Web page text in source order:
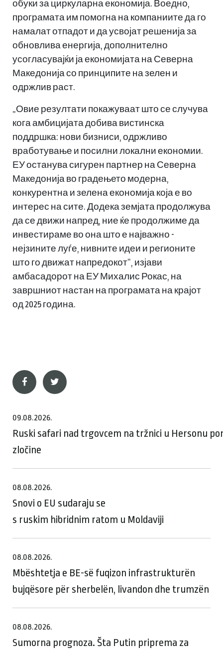
обуки за циркуларна економија. Воедно,
програмата им помогна на компаниите да го
намалат отпадот и да усвојат решенија за
обновлива енергија, дополнително
усогласувајќи ја економијата на Северна
Македонија со принципите на зелен и
одржлив раст.
„Овие резултати покажуваат што се случува
кога амбицијата добива вистинска
поддршка: нови бизниси, одржливо
вработување и посилни локални економии.
ЕУ останува сигурен партнер на Северна
Македонија во градењето модерна,
конкурентна и зелена економија која е во
интерес на сите. Додека земјата продолжува
да се движи напред, ние ќе продолжиме да
инвестираме во она што е најважно -
нејзините луѓе, нивните идеи и регионите
што го движат напредокот“, изјави
амбасадорот на ЕУ Михалис Рокас, на
завршниот настан на програмата на крајот
од 2025 година.
09.08.2026.
Ruski safari nad trgovcem na tržnici u Hersonu
zločine
08.08.2026.
Snovi o EU sudaraju se
s ruskim hibridnim ratom u Moldaviji
08.08.2026.
Mbështetja e BE-së fuqizon infrastrukturën
bujqësore për sherbelën, livandon dhe trumzën
08.08.2026.
Sumorna prognoza. Šta Putin priprema za